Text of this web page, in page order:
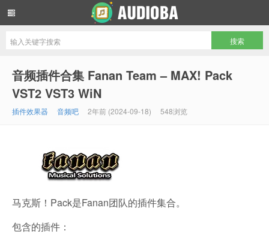
音频插件合集 Fanan Team – MAX! Pack
VST2 VST3 WiN
插件效果器 音频吧 2年前 (2024-09-18) 548浏览
马克斯！Pack是Fanan团队的插件集合。
包含的插件：